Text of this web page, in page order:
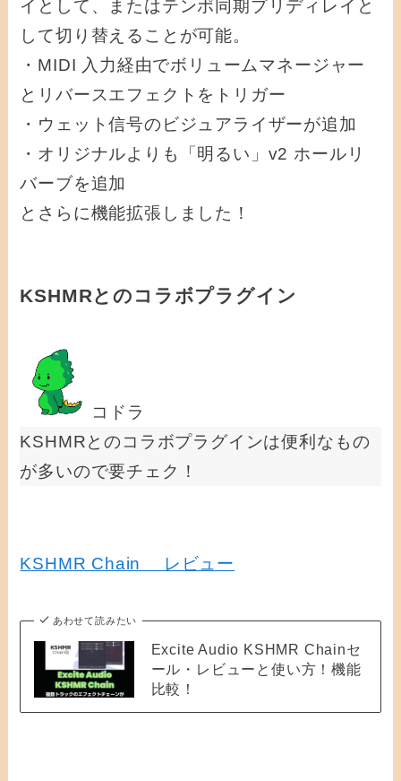
イとして、またはテンポ同期プリディレイと
して切り替えることが可能。
・MIDI 入力経由でボリュームマネージャー
とリバースエフェクトをトリガー
・ウェット信号のビジュアライザーが追加
・オリジナルよりも「明るい」v2 ホールリ
バーブを追加
とさらに機能拡張しました！
KSHMRとのコラボプラグイン
コドラ
KSHMRとのコラボプラグインは便利なもの
が多いので要チェク！
KSHMR Chain レビュー
あわせて読みたい
Excite Audio KSHMR Chainセ
ール・レビューと使い方！機能
比較！